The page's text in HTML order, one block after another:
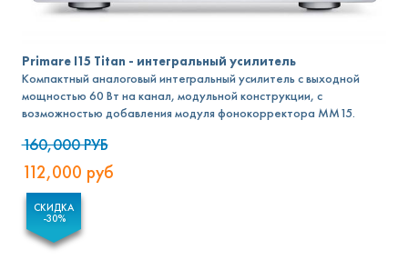
Primare I15 Titan - интегральный усилитель
Компактный аналоговый интегральный усилитель с выходной
мощностью 60 Вт на канал, модульной конструкции, с
возможностью добавления модуля фонокорректора MM15.
160,000РУБ
112,000 руб
СКИДКА
-30%